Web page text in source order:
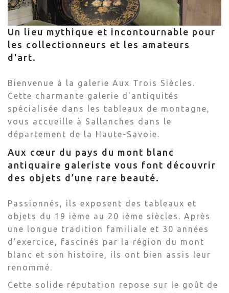
Un lieu mythique et incontournable pour
les collectionneurs et les amateurs
d'art.
Bienvenue à la galerie Aux Trois Siècles.
Cette charmante galerie d'antiquités
spécialisée dans les tableaux de montagne,
vous accueille à Sallanches dans le
département de la Haute-Savoie.
Aux cœur du pays du mont blanc
antiquaire galeriste vous font découvrir
des objets d’une rare beauté.
Passionnés, ils exposent des tableaux et
objets du 19 ième au 20 ième siècles. Après
une longue tradition familiale et 30 années
d’exercice, fascinés par la région du mont
blanc et son histoire, ils ont bien assis leur
renommé.
Cette solide réputation repose sur le goût de